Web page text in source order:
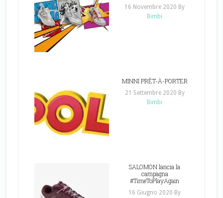
16 Novembre 2020 By
Bimbi
MINNI PRÊT-À-PORTER
21 Settembre 2020 By
Bimbi
SALOMON lancia la
campagna
#TimeToPlayAgain
16 Giugno 2020 By